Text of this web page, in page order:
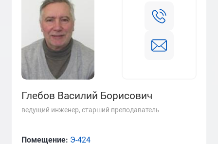
Глебов Василий Борисович
ведущий инженер, старший преподаватель
Помещение: Э-424